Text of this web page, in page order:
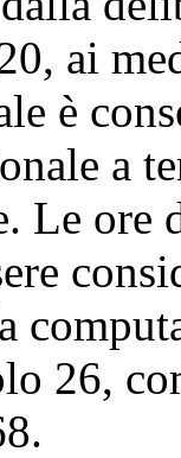
ai
è
a
Le
26,